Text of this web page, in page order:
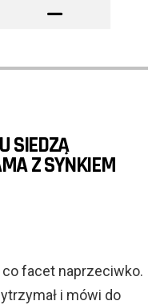
SIEDZĄ
Z SYNKIEM
facet naprzeciwko.
i mówi do